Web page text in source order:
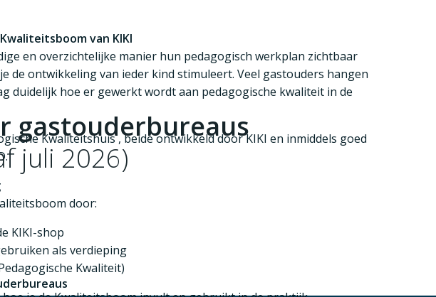
van KIKI
en overzichtelijke manier hun pedagogisch werkplan zichtbaar
de ontwikkeling van ieder kind stimuleert. Veel gastouders hangen
duidelijk hoe er gewerkt wordt aan pedagogische kwaliteit in de
Kwaliteitshuis , beide ontwikkeld door KIKI en inmiddels goed
.
door:
KIKI-shop
als verdieping
Kwaliteit)
gastouderbureaus
juli 2026)